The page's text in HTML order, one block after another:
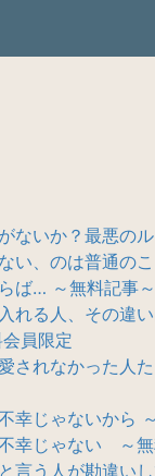
ないか？最悪の
い、のは普通の
ば… ～無料記事～
れる人、その違
員限定
されなかった人
幸じゃないから
幸じゃない ～無
言う人が勘違い